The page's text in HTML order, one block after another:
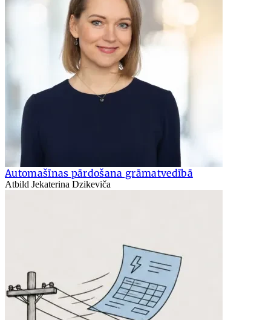
Automašīnas pārdošana grāmatvedībā
Atbild Jekaterina Dzikeviča